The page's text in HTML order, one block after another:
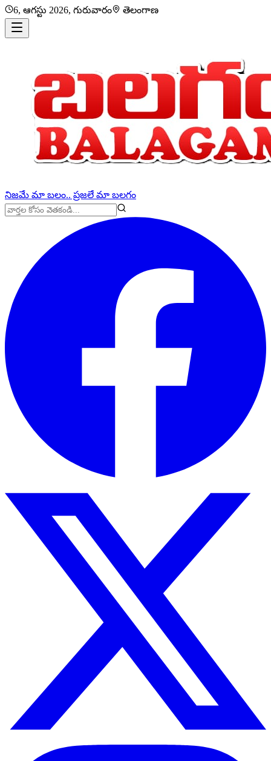
6, ఆగస్టు 2026, గురువారం తెలంగాణ
నిజమే మా బలం.. ప్రజలే మా బలగం